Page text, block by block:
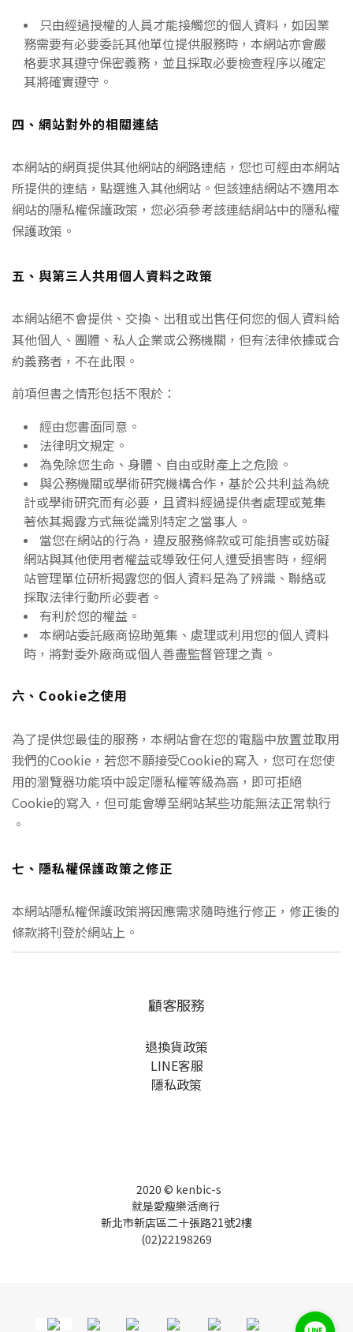
只由經過授權的人員才能接觸您的個人資料，如因業
務需要有必要委託其他單位提供服務時，本網站亦會嚴
格要求其遵守保密義務，並且採取必要檢查程序以確定
其將確實遵守。
四、網站對外的相關連結
本網站的網頁提供其他網站的網路連結，您也可經由本網站
所提供的連結，點選進入其他網站。但該連結網站不適用本
網站的隱私權保護政策，您必須參考該連結網站中的隱私權
保護政策。
五、與第三人共用個人資料之政策
本網站絕不會提供、交換、出租或出售任何您的個人資料給
其他個人、團體、私人企業或公務機關，但有法律依據或合
約義務者，不在此限。
前項但書之情形包括不限於：
經由您書面同意。
法律明文規定。
為免除您生命、身體、自由或財產上之危險。
與公務機關或學術研究機構合作，基於公共利益為統
計或學術研究而有必要，且資料經過提供者處理或蒐集
著依其揭露方式無從識別特定之當事人。
當您在網站的行為，違反服務條款或可能損害或妨礙
網站與其他使用者權益或導致任何人遭受損害時，經網
站管理單位研析揭露您的個人資料是為了辨識、聯絡或
採取法律行動所必要者。
有利於您的權益。
本網站委託廠商協助蒐集、處理或利用您的個人資料
時，將對委外廠商或個人善盡監督管理之責。
六、Cookie之使用
為了提供您最佳的服務，本網站會在您的電腦中放置並取用
我們的Cookie，若您不願接受Cookie的寫入，您可在您使
用的瀏覽器功能項中設定隱私權等級為高，即可拒絕
Cookie的寫入，但可能會導至網站某些功能無法正常執行
。
七、隱私權保護政策之修正
本網站隱私權保護政策將因應需求隨時進行修正，修正後的
條款將刊登於網站上。
顧客服務
退換貨政策
LINE客服
隱私政策
2020 © kenbic-s
就是愛瘦樂活商行
新北市新店區二十張路21號2樓
(02)22198269